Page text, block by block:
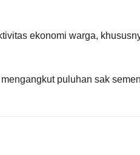
ekonomi warga,
puluhan sak